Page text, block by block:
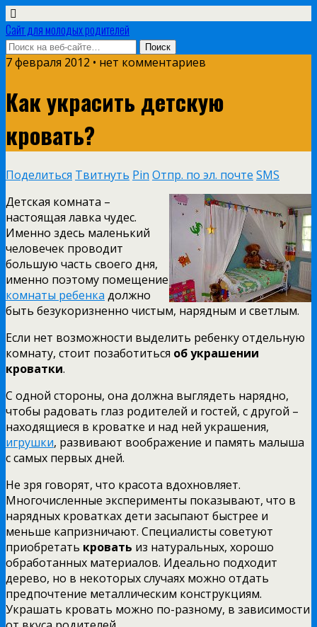
Сайт для молодых родителей
7 февраля 2012 • нет комментариев
Как украсить детскую
кровать?
Поделиться Твитнуть Pin Отпр. по эл. почте SMS
Детская комната –
настоящая лавка чудес.
Именно здесь маленький
человечек проводит
большую часть своего дня,
именно поэтому помещение
комнаты ребенка должно
быть безукоризненно чистым, нарядным и светлым.
Если нет возможности выделить ребенку отдельную
комнату, стоит позаботиться об украшении
кроватки.
С одной стороны, она должна выглядеть нарядно,
чтобы радовать глаз родителей и гостей, с другой –
находящиеся в кроватке и над ней украшения,
игрушки, развивают воображение и память малыша
с самых первых дней.
Не зря говорят, что красота вдохновляет.
Многочисленные эксперименты показывают, что в
нарядных кроватках дети засыпают быстрее и
меньше капризничают. Специалисты советуют
приобретать кровать из натуральных, хорошо
обработанных материалов. Идеально подходит
дерево, но в некоторых случаях можно отдать
предпочтение металлическим конструкциям.
Украшать кровать можно по-разному, в зависимости